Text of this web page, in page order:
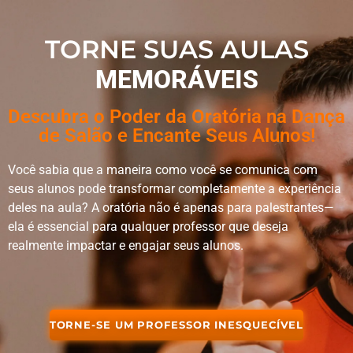
TORNE SUAS AULAS
MEMORÁVEIS
Descubra o Poder da Oratória na Dança
de Salão e Encante Seus Alunos!
Você sabia que a maneira como você se comunica com
seus alunos pode transformar completamente a experiência
deles na aula? A oratória não é apenas para palestrantes—
ela é essencial para qualquer professor que deseja
realmente impactar e engajar seus alunos.
TORNE-SE UM PROFESSOR INESQUECÍVEL